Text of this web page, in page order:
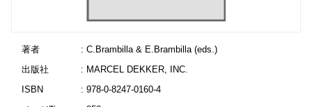
著者
: C.Brambilla & E.Brambilla (eds.)
出版社
: MARCEL DEKKER, INC.
ISBN
: 978-0-8247-0160-4